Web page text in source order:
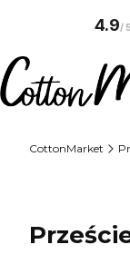
CottonMarket
4.9/ 5